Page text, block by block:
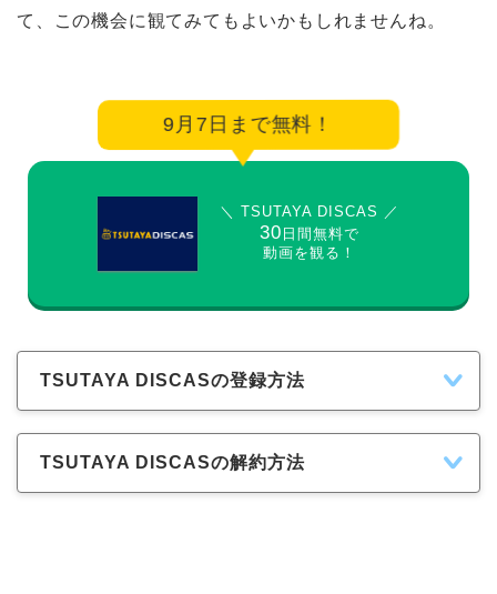
て、この機会に観てみてもよいかもしれませんね。
9月7日まで無料！
＼ TSUTAYA DISCAS ／
30 日間無料で
動画を観る！
TSUTAYA DISCASの登録方法
TSUTAYA DISCASの解約方法